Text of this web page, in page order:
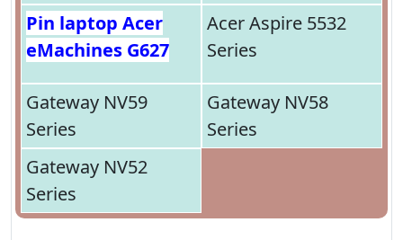
Pin laptop Acer
eMachines G627
Acer Aspire 5532
Series
Gateway NV59
Series
Gateway NV58
Series
Gateway NV52
Series